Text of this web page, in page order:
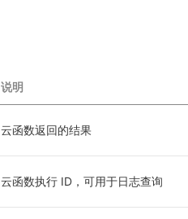
说明
云函数返回的结果
云函数执行 ID，可用于日志查询